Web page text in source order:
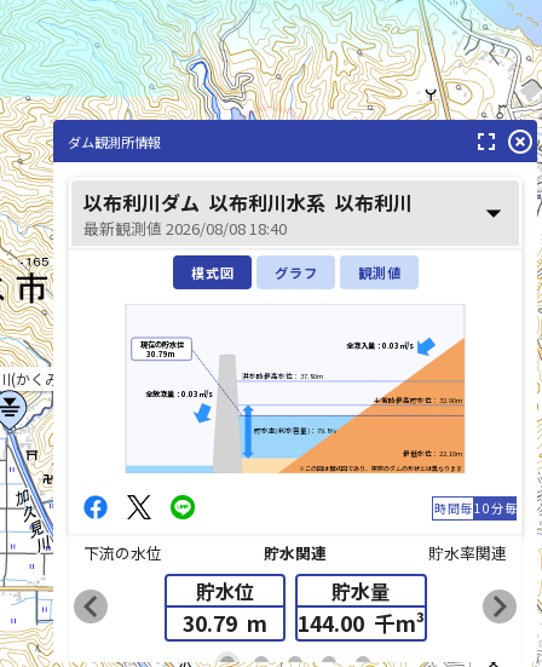
(かくみがわ)
list_alt
ダム観測所情報 fullscreen highlight_off
以布利川ダム 以布利川水系 以布利川
最新観測値 2026/08/08 18:40 arrow_drop_down
模式図 グラフ 観測値
※この図は模式図であり、実際のダムの形状とは異なります
洪水時最高水位：37.80m
平常時最高貯水位：32.90m
最低水位：22.10m
貯水率(利水容量)：79.8%
現在の貯水位
30.79m
全流入量：0.03㎥/s
全放流量：0.03㎥/s
時間毎10分毎
下流の水位 貯水関連 貯水率関連
貯水位
30.79 m
貯水量
144.00 千m³
chevron_left chevron_right